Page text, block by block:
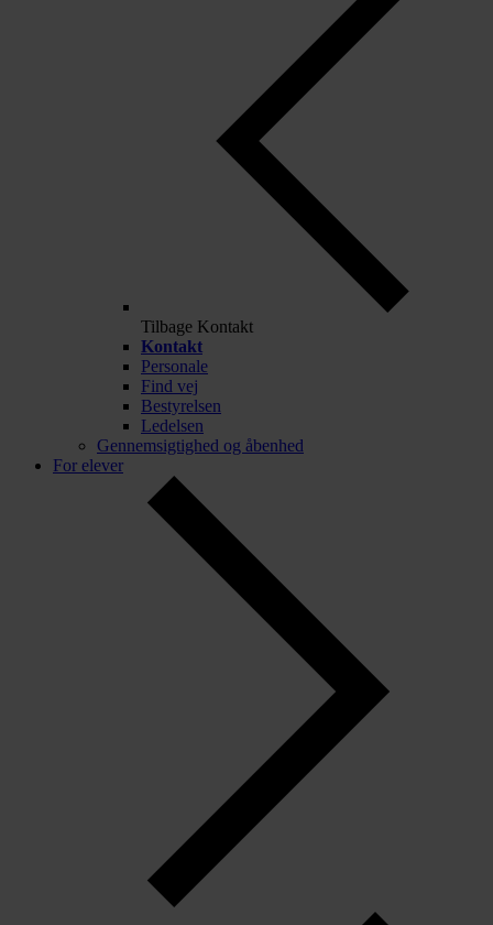
Tilbage Kontakt
Kontakt
Personale
Find vej
Bestyrelsen
Ledelsen
Gennemsigtighed og åbenhed
For elever